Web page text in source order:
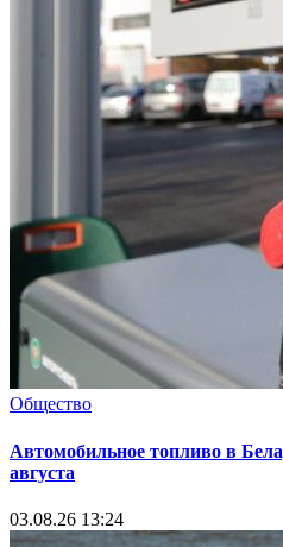
Общество
Автомобильное топливо в
августа
03.08.26 13:24